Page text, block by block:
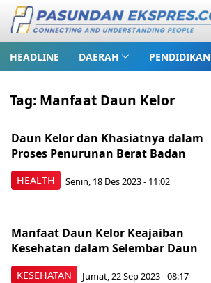
HEADLINE DAERAH PENDIDIKAN
Tag: Manfaat Daun Kelor
HEALTH
Daun Kelor dan Khasiatnya dalam
Proses Penurunan Berat Badan
Senin, 18 Des 2023 - 11:02
KESEHATAN
Manfaat Daun Kelor Keajaiban
Kesehatan dalam Selembar Daun
Jumat, 22 Sep 2023 - 08:17